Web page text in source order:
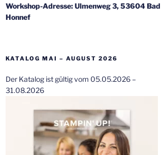
Workshop-Adresse: Ulmenweg 3, 53604 Bad
Honnef
KATALOG MAI – AUGUST 2026
Der Katalog ist gültig vom 05.05.2026 –
31.08.2026